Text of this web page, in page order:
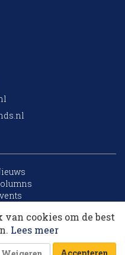
cookies om de best
Lees meer